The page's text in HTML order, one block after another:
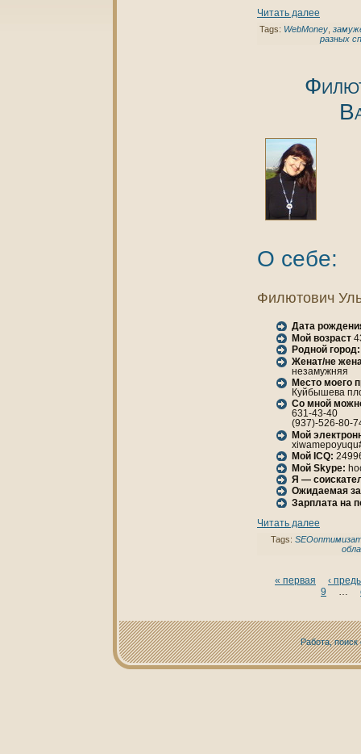
Читать далее
Tags: WebMoney,
разных
О себе:
Филютович
Дата
Мой возраст
Родной город:
Женaт/не
незамужняя
Место моего
Куйбышева
Со мной
631-43-40
(937)-526-80-
Мой
Мой ICQ:
Мой Skype:
Я —
Ожидаемая
Зарплата нa
Читать далее
Tags:
« первая
‹
9
Работа, поиск